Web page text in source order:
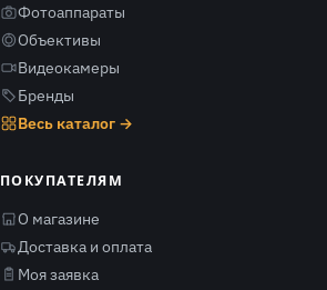
Фотоаппараты
Объективы
Видеокамеры
Бренды
Весь каталог →
ПОКУПАТЕЛЯМ
О магазине
Доставка и оплата
Моя заявка